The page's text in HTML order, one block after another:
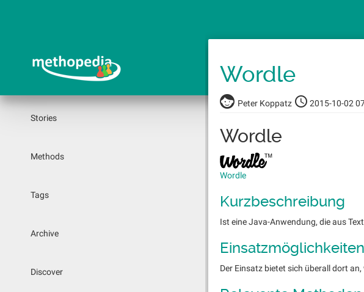
Stories
Methods
Tags
Archive
Discover
Wordle
Peter Koppatz 2015-10-02
Wordle
Wordle
Kurzbeschreibung
Ist eine Java-Anwendung, die aus
Einsatzmöglichkeiten
Der Einsatz bietet sich überall dort